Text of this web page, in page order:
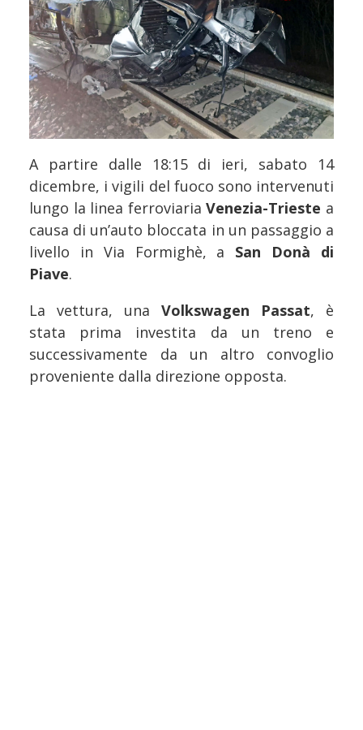
A partire dalle 18:15 di ieri, sabato 14
dicembre, i vigili del fuoco sono intervenuti
lungo la linea ferroviariaVenezia-Trieste a
causa di un’auto bloccata in un passaggio a
livello in Via Formighè, a San Donà di
Piave.
La vettura, una Volkswagen Passat, è
stata prima investita da un treno e
successivamente da un altro convoglio
proveniente dalla direzione opposta.